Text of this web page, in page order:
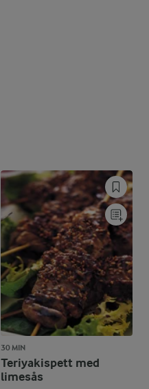
30 MIN
Teriyakispett med
limesås